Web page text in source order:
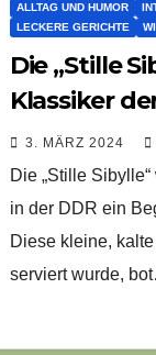
ALLTAG UND HUMOR
LECKERE GERICHTE
Die „Stille
Klassiker
3. MÄRZ 2024
Die „Stille
in der DDR ein
Diese kleine,
serviert wurde,